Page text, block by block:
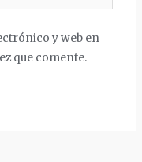
y web en
que comente.